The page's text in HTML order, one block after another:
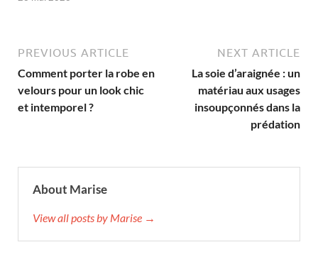
PREVIOUS ARTICLE
Comment porter la robe en
velours pour un look chic
et intemporel ?
NEXT ARTICLE
La soie d’araignée : un
matériau aux usages
insoupçonnés dans la
prédation
About Marise
View all posts by Marise →